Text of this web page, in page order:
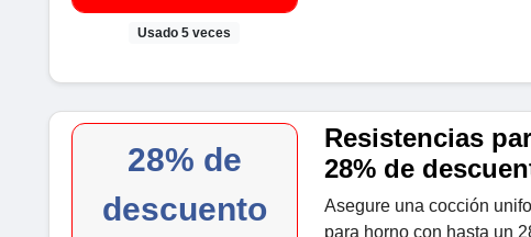
Usado 5 veces
28% de
descuento
Resistencias
28% de
Asegure una cocción
para horno con hasta un